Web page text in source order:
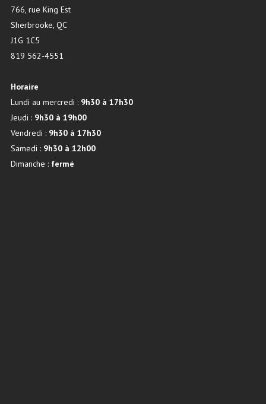
766, rue King Est
Sherbrooke, QC
J1G 1C5
819 562-4551
Horaire
Lundi au mercredi : 9h30 à 17h30
Jeudi : 9h30 à 19h00
Vendredi : 9h30 à 17h30
Samedi : 9h30 à 12h00
Dimanche : fermé